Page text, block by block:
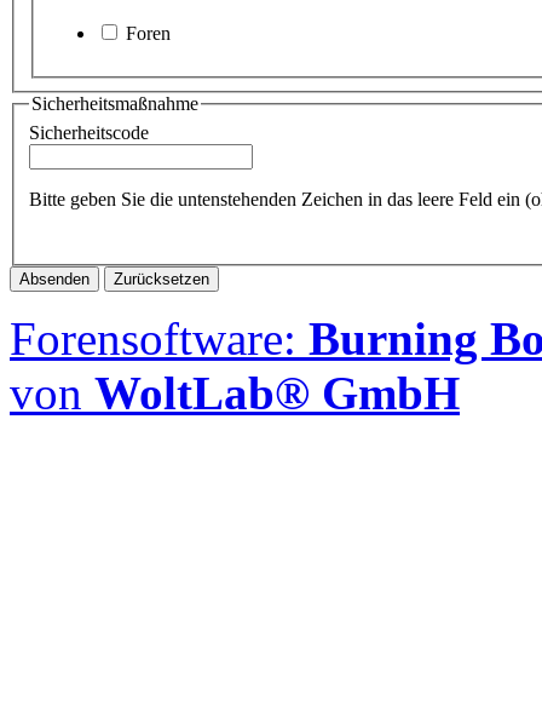
Foren
Sicherheitsmaßnahme
Sicherheitscode
Bitte geben Sie die untenstehenden Zeichen in das leere Feld ein
Forensoftware: Burning
von WoltLab® GmbH